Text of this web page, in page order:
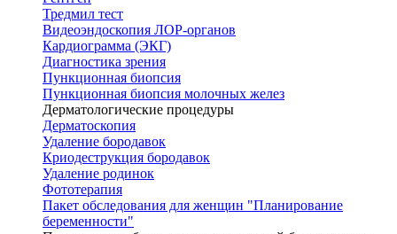
Тредмил тест
Видеоэндоскопия ЛОР-органов
Кардиограмма (ЭКГ)
Диагностика зрения
Пункционная биопсия
Пункционная биопсия молочных желез
Дерматологические процедуры
Дерматоскопия
Удаление бородавок
Криодеструкция бородавок
Удаление родинок
Фототерапия
Пакет обследования для женщин "Планирование
беременности"